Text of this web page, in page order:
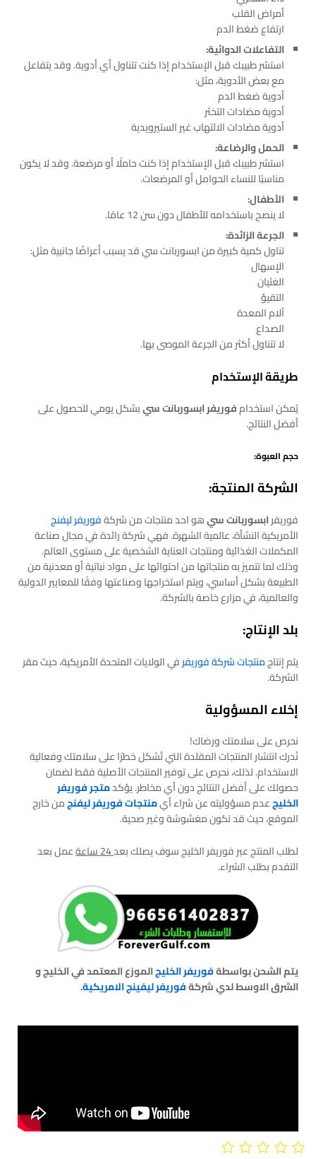
أمراض القلب
ارتفاع ضغط الدم
التفاعلات الدوائية:
استشر طبيبك قبل الإستخدام إذا كنت تتناول أي أدوية. وقد يتفاعل
مع بعض الأدوية، مثل:
أدوية ضغط الدم
أدوية مضادات التخثر
أدوية مضادات الالتهاب غير الستيرويدية
الحمل والرضاعة:
استشر طبيبك قبل الإستخدام إذا كنت حاملًا أو مرضعة. وقد لا يكون
مناسبًا للنساء الحوامل أو المرضعات.
الأطفال:
لا ينصح باستخدامه للأطفال دون سن 12 عامًا.
الجرعة الزائدة:
تناول كمية كبيرة من ابسوربانت سي قد يسبب أعراضًا جانبية مثل:
الإسهال
الغثيان
التقيؤ
آلام المعدة
الصداع
لا تتناول أكثر من الجرعة الموصى بها.
طريقة الإستخدام
يُمكن استخدامفوريفر ابسوربانت سيبشكل يومي للحصول على
أفضل النتائج.
حجم العبوة:
الشركة المنتجة:
فوريفرابسوربانت سيهو احد منتجات من شركةفوريفر ليفنج
الأمريكية النشأة، عالمية الشهرة. فهي شركة رائدة في مجال صناعة
المكملات الغذائية ومنتجات العناية الشخصية على مستوى العالم.
وذلك لما تتميز به منتجاتها من احتوائها على مواد نباتية أو معدنية من
الطبيعة بشكل أساسي، ويتم استخراجها وصناعتها وفقًا للمعايير الدولية
والعالمية، في مزارع خاصة بالشركة.
بلد الإنتاج:
يتم إنتاجمنتجات شركة فوريفرفي الولايات المتحدة الأمريكية، حيث مقر
الشركة.
إخلاء المسؤولية
نحرص على سلامتك ورضاك!
نُدرك انتشار المنتجات المقلدة التي تُشكل خطرًا على سلامتك وفعالية
الاستخدام. لذلك، نحرص على توفير المنتجات الأصلية فقط لضمان
حصولك على أفضل النتائج دون أي مخاطر. يؤكدمتجر فوريفر
الخليجعدم مسؤوليته عن شراء أيمنتجات فوريفر ليفنجمن خارج
الموقع، حيث قد تكون مغشوشة وغير صحية.
لطلب المنتج عبر فوريفر الخليج سوف يصلك بعد24 ساعة
عمل بعد
التقدم بطلب الشراء.
يتم الشحن بواسطةفوريفر الخليجالموزع المعتمد في الخليج و
الشرق الاوسط لدي شركةفوريفر ليفينج الامريكية.